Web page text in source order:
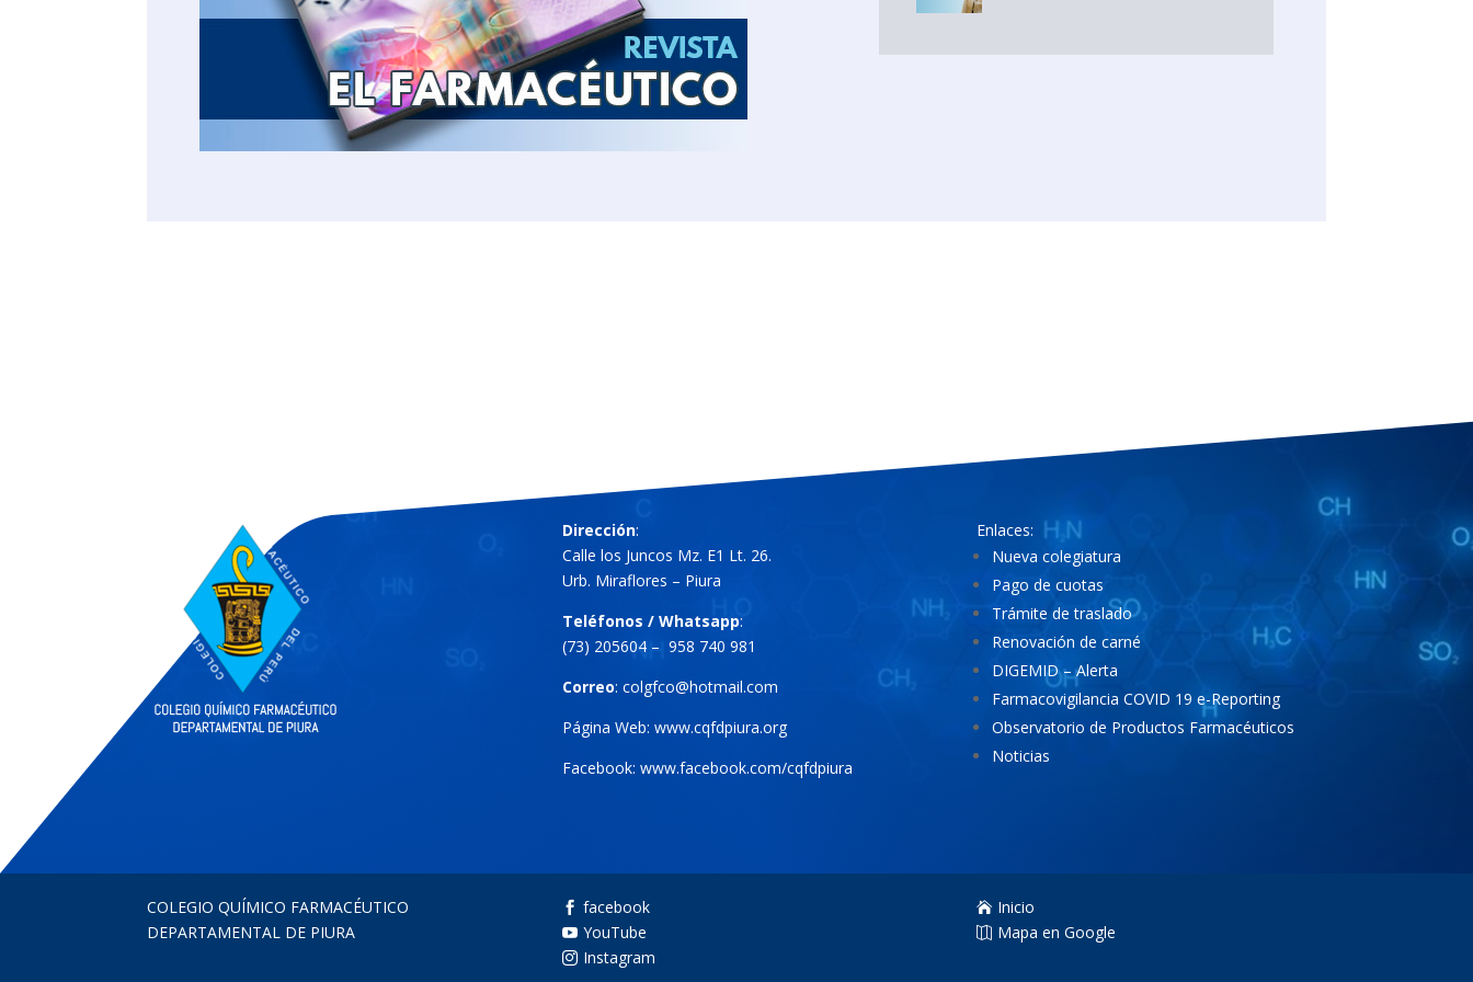
Dirección:
Calle los Juncos Mz. E1 Lt. 26.
Urb. Miraflores – Piura
Teléfonos / Whatsapp:
(73) 205604 – 958 740 981
Correo: colgfco@hotmail.com
Página Web: www.cqfdpiura.org
Facebook: www.facebook.com/cqfdpiura
Enlaces:
Nueva colegiatura
Pago de cuotas
Trámite de traslado
Renovación de carné
DIGEMID – Alerta
Farmacovigilancia COVID 19 e-Reporting
Observatorio de Productos Farmacéuticos
Noticias
COLEGIO QUÍMICO FARMACÉUTICO
DEPARTAMENTAL DE PIURA
 facebook
 YouTube
 Instagram
 Inicio
 Mapa en Google